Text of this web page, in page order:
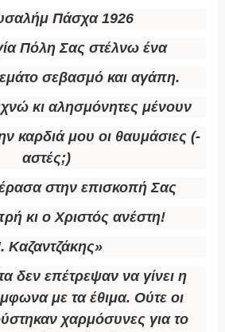
Πάσχα 1926
Πόλη Σας στέλνω ένα
σεβασμό και αγάπη.
κι αλησμόνητες μένουν
καρδιά μου οι θαυμάσιες (-
αστές;)
στην επισκοπή Σας
κι ο Χριστός ανέστη!
Καζαντζάκης»
δεν επέτρεψαν να γίνει η
με τα έθιμα. Ούτε οι
χαρμόσυνες για το